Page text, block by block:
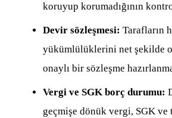
koruyup korumadığının
Devir sözleşmesi: Tarafların
yükümlülüklerini net şekilde
onaylı bir sözleşme
Vergi ve SGK borç durumu:
geçmişe dönük vergi, SGK ve